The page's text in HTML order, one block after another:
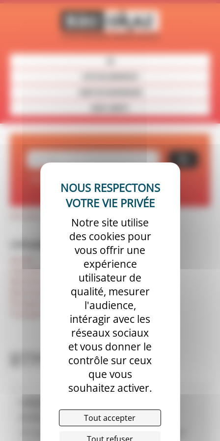
Centrale mobile
Machines à projeter d'occasion
Machines à enduire d’occasion
Pompes à chape (fluide) d’occasion
Transporteurs de chape d’occasion
BTPA EQUIPEMENT
BTPA EQUIPEMENT
Panneau de gestion des cookies
Notre site utilise
des cookies pour
vous offrir une
expérience
utilisateur de
qualité, mesurer
l'audience,
intéragir avec les
réseaux sociaux
et vous donner le
contrôle sur ceux
que vous
souhaitez activer.
Tout accepter